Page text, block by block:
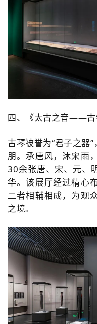
四、《太古之音——古
古琴被誉为“君子之器
朋。 承唐风，沐宋雨
30余张唐、宋、元、
华。该展厅经过精心
二者相辅相成，为观
之境。